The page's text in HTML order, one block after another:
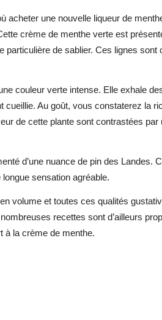
acheter une nouvelle liqueur de
crème de menthe verte est
particulière de sablier. Ces lignes sont
couleur verte intense. Elle exhale
cueillie. Au goût, vous constaterez la
de cette plante sont contrastées par
d’une nuance de pin des Landes.
sensation agréable.
volume et toutes ces qualités
recettes sont d’ailleurs
à la crème de menthe.